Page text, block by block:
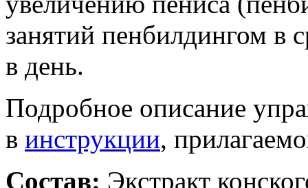
занятий пенбилдингом в
в день.
Подробное описание
в инструкции,
Состав: Экстракт